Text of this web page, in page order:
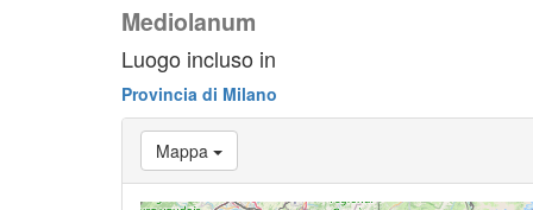
Mediolanum
Luogo incluso in
Provincia di Milano
Mappa